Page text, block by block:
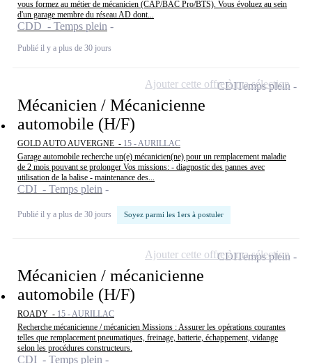
vous formez au métier de mécanicien (CAP/BAC Pro/BTS). Vous évoluez au sein
d'un garage membre du réseau AD dont...
CDD - Temps plein
Publié il y a plus de 30 jours
Mécanicien / Mécanicienne
automobile (H/F)
GOLD AUTO AUVERGNE - 15 - AURILLAC
Garage automobile recherche un(e) mécanicien(ne) pour un remplacement maladie
de 2 mois pouvant se prolonger Vos missions: - diagnostic des pannes avec
utilisation de la balise - maintenance des...
CDI - Temps plein
Publié il y a plus de 30 jours Soyez parmi les 1ers à postuler
CDITemps plein
Ajouter cette offre à ma sélection
Mécanicien / mécanicienne
automobile (H/F)
ROADY - 15 - AURILLAC
Recherche mécanicienne / mécanicien Missions : Assurer les opérations courantes
telles que remplacement pneumatiques, freinage, batterie, échappement, vidange
selon les procédures constructeurs.
CDI - Temps plein
CDITemps plein
Ajouter cette offre à ma sélection